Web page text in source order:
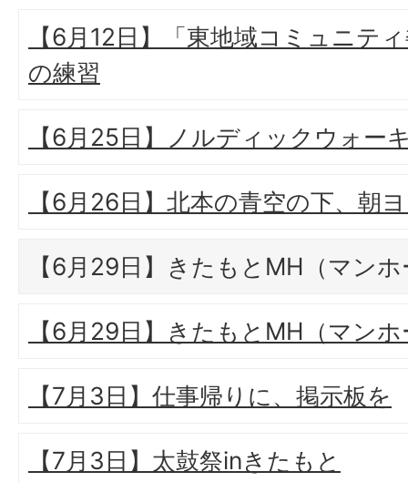
【6月12日】「東地域コミュニテ
の練習
【6月25日】ノルディックウォー
【6月26日】北本の青空の下、朝
【6月29日】きたもとMH（マン
【6月29日】きたもとMH（マン
【7月3日】仕事帰りに、掲示板を
【7月3日】太鼓祭inきたもと